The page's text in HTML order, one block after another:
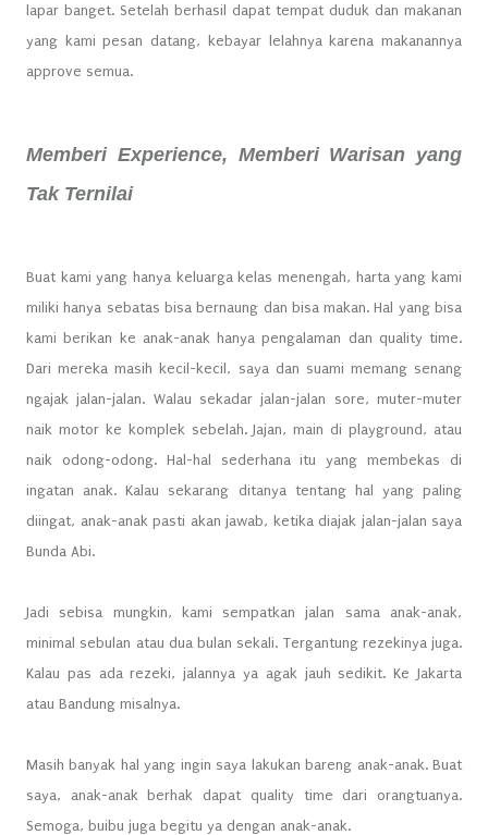
lapar banget. Setelah berhasil dapat tempat duduk dan makanan
yang kami pesan datang, kebayar lelahnya karena makanannya
approve semua.
Memberi Experience, Memberi Warisan yang
Tak Ternilai
Buat kami yang hanya keluarga kelas menengah, harta yang kami
miliki hanya sebatas bisa bernaung dan bisa makan. Hal yang bisa
kami berikan ke anak-anak hanya pengalaman dan quality time.
Dari mereka masih kecil-kecil, saya dan suami memang senang
ngajak jalan-jalan. Walau sekadar jalan-jalan sore, muter-muter
naik motor ke komplek sebelah. Jajan, main di playground, atau
naik odong-odong. Hal-hal sederhana itu yang membekas di
ingatan anak. Kalau sekarang ditanya tentang hal yang paling
diingat, anak-anak pasti akan jawab, ketika diajak jalan-jalan saya
Bunda Abi.
Jadi sebisa mungkin, kami sempatkan jalan sama anak-anak,
minimal sebulan atau dua bulan sekali. Tergantung rezekinya juga.
Kalau pas ada rezeki, jalannya ya agak jauh sedikit. Ke Jakarta
atau Bandung misalnya.
Masih banyak hal yang ingin saya lakukan bareng anak-anak. Buat
saya, anak-anak berhak dapat quality time dari orangtuanya.
Semoga, buibu juga begitu ya dengan anak-anak.